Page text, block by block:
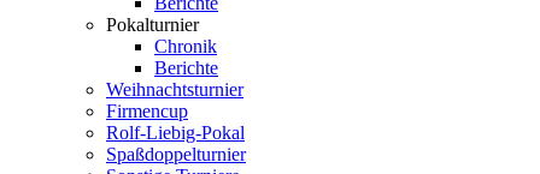
Pokalturnier
Chronik
Berichte
Weihnachtsturnier
Firmencup
Rolf-Liebig-Pokal
Spaßdoppelturnier